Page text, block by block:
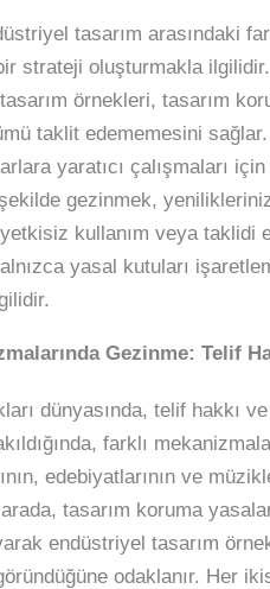
tasarım arasındaki
strateji oluşturmakla
örnekleri, tasarım
taklit edememesini
yaratıcı çalışmaları
gezinmek,
kullanım veya taklidi
yasal kutuları
Gezinme: Telif
dünyasında, telif hakkı
farklı
edebiyatlarının ve
tasarım koruma
endüstriyel tasarım
odaklanır. Her